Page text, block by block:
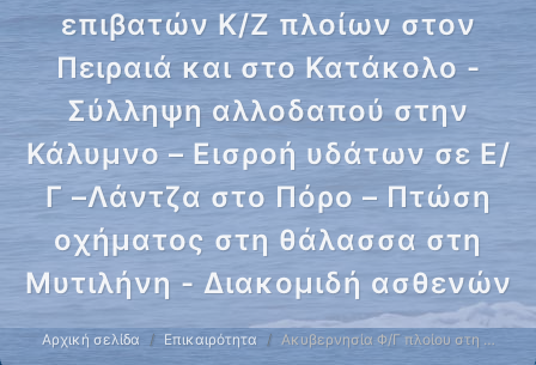
επιβατών Κ/Ζ πλοίων στον
Πειραιά και στο Κατάκολο -
Σύλληψη αλλοδαπού στην
Κάλυμνο – Εισροή υδάτων σε Ε/
Γ –Λάντζα στο Πόρο – Πτώση
οχήματος στη θάλασσα στη
Μυτιλήνη - Διακομιδή ασθενών
Αρχική σελίδα Επικαιρότητα Ακυβερνησία Φ/Γ πλοίου στη …